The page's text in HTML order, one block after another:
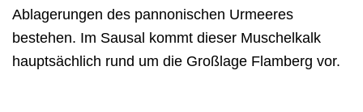
Ablagerungen des pannonischen Urmeeres
bestehen. Im Sausal kommt dieser Muschelkalk
hauptsächlich rund um die Großlage Flamberg vor.